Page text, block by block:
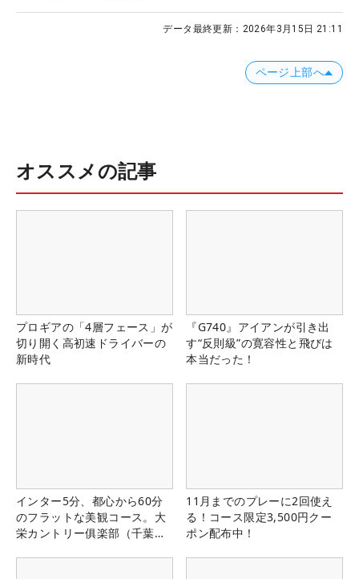
データ最終更新： 2026年3月15日 21:11
ページ上部へ
オススメの記事
プロギアの「4層フェース」が
切り開く高初速ドライバーの
新時代
『G740』アイアンが引き出
す“反則級”の寛容性と飛びは
本当だった！
インター5分、都心から60分
のフラットな美観コース。大
栄カントリー俱楽部（千葉
11月までのプレーに2回使え
る！コース限定3,500円クー
ポン配布中！